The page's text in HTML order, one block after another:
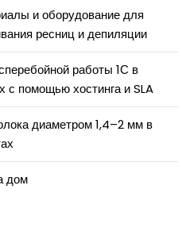
и оборудование для
ресниц и депиляции
работы 1С в
с помощью хостинга и SLA
диаметром 1,4–2 мм в
дом